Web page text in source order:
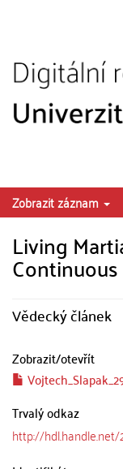
Zobrazit záznam
Living
Vědecký článek
Zobrazit/otevřít
Trvalý odkaz
http://